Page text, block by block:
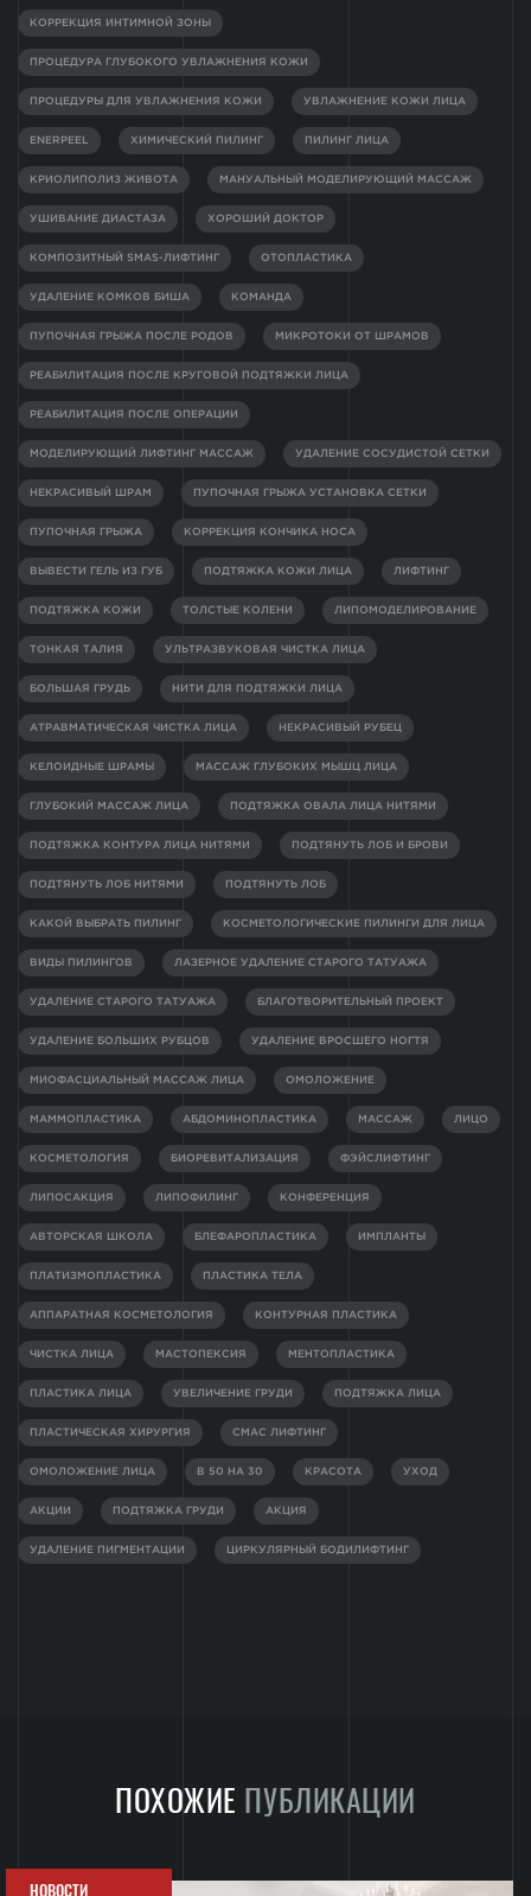
КОРРЕКЦИЯ ИНТИМНОЙ ЗОНЫ
ПРОЦЕДУРА ГЛУБОКОГО УВЛАЖНЕНИЯ КОЖИ
ПРОЦЕДУРЫ ДЛЯ УВЛАЖНЕНИЯ КОЖИ УВЛАЖНЕНИЕ КОЖИ ЛИЦА
ENERPEEL ХИМИЧЕСКИЙ ПИЛИНГ ПИЛИНГ ЛИЦА
КРИОЛИПОЛИЗ ЖИВОТА МАНУАЛЬНЫЙ МОДЕЛИРУЮЩИЙ МАССАЖ
УШИВАНИЕ ДИАСТАЗА ХОРОШИЙ ДОКТОР
КОМПОЗИТНЫЙ SMAS-ЛИФТИНГ ОТОПЛАСТИКА
УДАЛЕНИЕ КОМКОВ БИША КОМАНДА
ПУПОЧНАЯ ГРЫЖА ПОСЛЕ РОДОВ МИКРОТОКИ ОТ ШРАМОВ
РЕАБИЛИТАЦИЯ ПОСЛЕ КРУГОВОЙ ПОДТЯЖКИ ЛИЦА
РЕАБИЛИТАЦИЯ ПОСЛЕ ОПЕРАЦИИ
МОДЕЛИРУЮЩИЙ ЛИФТИНГ МАССАЖ УДАЛЕНИЕ СОСУДИСТОЙ СЕТКИ
НЕКРАСИВЫЙ ШРАМ ПУПОЧНАЯ ГРЫЖА УСТАНОВКА СЕТКИ
ПУПОЧНАЯ ГРЫЖА КОРРЕКЦИЯ КОНЧИКА НОСА
ВЫВЕСТИ ГЕЛЬ ИЗ ГУБ ПОДТЯЖКА КОЖИ ЛИЦА ЛИФТИНГ
ПОДТЯЖКА КОЖИ ТОЛСТЫЕ КОЛЕНИ ЛИПОМОДЕЛИРОВАНИЕ
ТОНКАЯ ТАЛИЯ УЛЬТРАЗВУКОВАЯ ЧИСТКА ЛИЦА
БОЛЬШАЯ ГРУДЬ НИТИ ДЛЯ ПОДТЯЖКИ ЛИЦА
АТРАВМАТИЧЕСКАЯ ЧИСТКА ЛИЦА НЕКРАСИВЫЙ РУБЕЦ
КЕЛОИДНЫЕ ШРАМЫ МАССАЖ ГЛУБОКИХ МЫШЦ ЛИЦА
ГЛУБОКИЙ МАССАЖ ЛИЦА ПОДТЯЖКА ОВАЛА ЛИЦА НИТЯМИ
ПОДТЯЖКА КОНТУРА ЛИЦА НИТЯМИ ПОДТЯНУТЬ ЛОБ И БРОВИ
ПОДТЯНУТЬ ЛОБ НИТЯМИ ПОДТЯНУТЬ ЛОБ
КАКОЙ ВЫБРАТЬ ПИЛИНГ КОСМЕТОЛОГИЧЕСКИЕ ПИЛИНГИ ДЛЯ ЛИЦА
ВИДЫ ПИЛИНГОВ ЛАЗЕРНОЕ УДАЛЕНИЕ СТАРОГО ТАТУАЖА
УДАЛЕНИЕ СТАРОГО ТАТУАЖА БЛАГОТВОРИТЕЛЬНЫЙ ПРОЕКТ
УДАЛЕНИЕ БОЛЬШИХ РУБЦОВ УДАЛЕНИЕ ВРОСШЕГО НОГТЯ
МИОФАСЦИАЛЬНЫЙ МАССАЖ ЛИЦА ОМОЛОЖЕНИЕ
МАММОПЛАСТИКА АБДОМИНОПЛАСТИКА МАССАЖ ЛИЦО
КОСМЕТОЛОГИЯ БИОРЕВИТАЛИЗАЦИЯ ФЭЙСЛИФТИНГ
ЛИПОСАКЦИЯ ЛИПОФИЛИНГ КОНФЕРЕНЦИЯ
АВТОРСКАЯ ШКОЛА БЛЕФАРОПЛАСТИКА ИМПЛАНТЫ
ПЛАТИЗМОПЛАСТИКА ПЛАСТИКА ТЕЛА
АППАРАТНАЯ КОСМЕТОЛОГИЯ КОНТУРНАЯ ПЛАСТИКА
ЧИСТКА ЛИЦА МАСТОПЕКСИЯ МЕНТОПЛАСТИКА
ПЛАСТИКА ЛИЦА УВЕЛИЧЕНИЕ ГРУДИ ПОДТЯЖКА ЛИЦА
ПЛАСТИЧЕСКАЯ ХИРУРГИЯ СМАС ЛИФТИНГ
ОМОЛОЖЕНИЕ ЛИЦА В 50 НА 30 КРАСОТА УХОД
АКЦИИ ПОДТЯЖКА ГРУДИ АКЦИЯ
УДАЛЕНИЕ ПИГМЕНТАЦИИ ЦИРКУЛЯРНЫЙ БОДИЛИФТИНГ
ПОХОЖИЕ ПУБЛИКАЦИИ
НОВОСТИ